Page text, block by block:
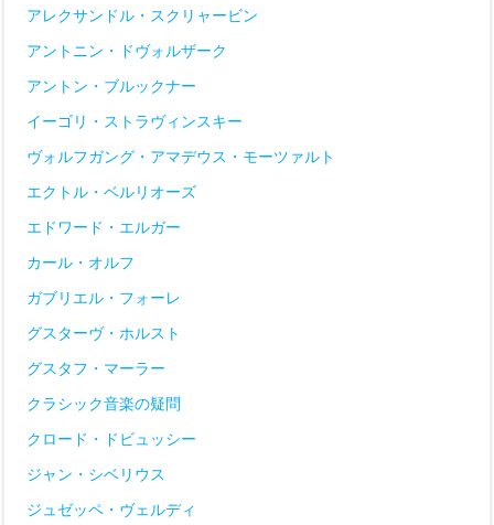
アレクサンドル・スクリャービン
アントニン・ドヴォルザーク
アントン・ブルックナー
イーゴリ・ストラヴィンスキー
ヴォルフガング・アマデウス・モーツァルト
エクトル・ベルリオーズ
エドワード・エルガー
カール・オルフ
ガブリエル・フォーレ
グスターヴ・ホルスト
グスタフ・マーラー
クラシック音楽の疑問
クロード・ドビュッシー
ジャン・シベリウス
ジュゼッペ・ヴェルディ